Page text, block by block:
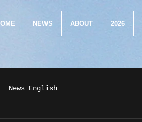
NEWS ABOUT 2026
News English